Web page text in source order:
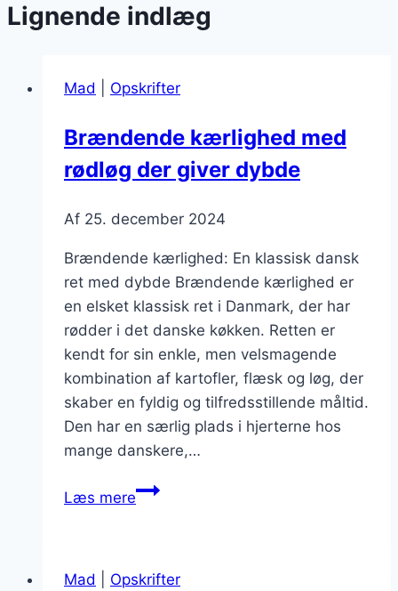
Lignende indlæg
Mad Opskrifter
Brændende kærlighed med
rødløg der giver dybde
Af 25. december 2024
Brændende kærlighed: En klassisk dansk
ret med dybde Brændende kærlighed er
en elsket klassisk ret i Danmark, der har
rødder i det danske køkken. Retten er
kendt for sin enkle, men velsmagende
kombination af kartofler, flæsk og løg, der
skaber en fyldig og tilfredsstillende måltid.
Den har en særlig plads i hjerterne hos
mange danskere,…
Læs mereBrændende
der
Mad Opskrifter